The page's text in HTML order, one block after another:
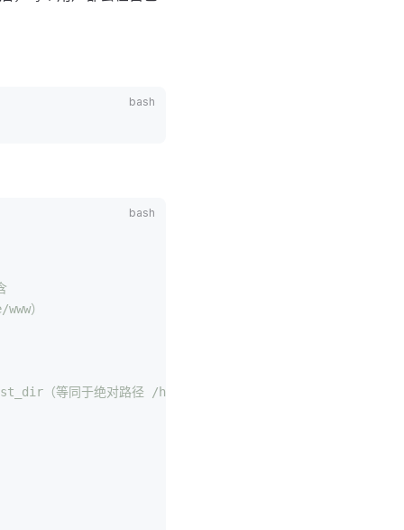
）
（等同于绝对路径 /home/test_dir）